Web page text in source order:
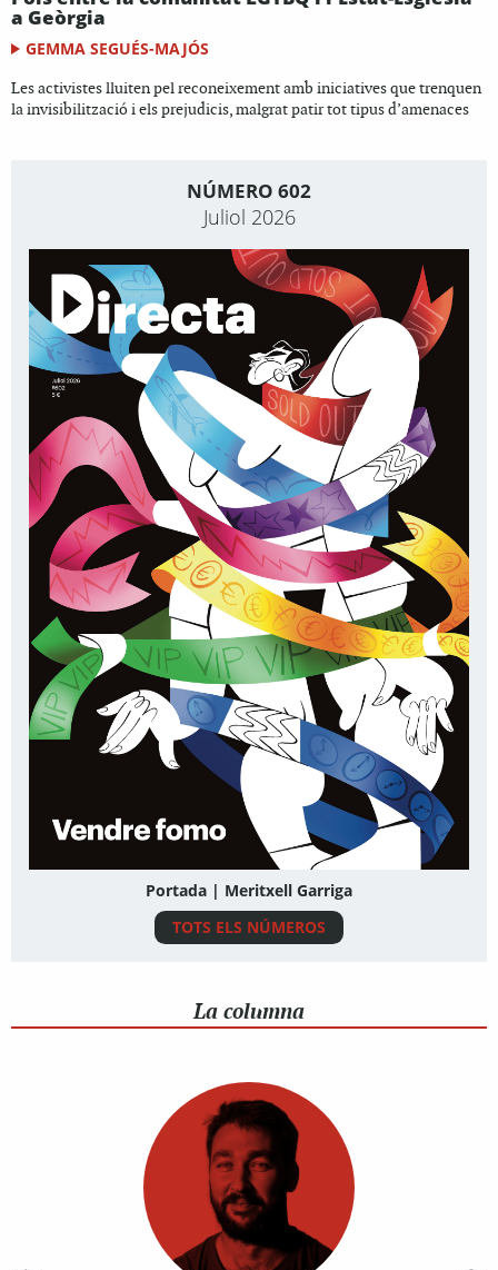
a Geòrgia
GEMMA SEGUÉS-MAJÓS
Les activistes lluiten pel reconeixement amb iniciatives que trenquen
la invisibilització i els prejudicis, malgrat patir tot tipus d’amenaces
NÚMERO 602
Juliol 2026
Portada | Meritxell Garriga
TOTS ELS NÚMEROS
La columna